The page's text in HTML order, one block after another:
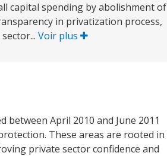
capital spending by abolishment of
in privatization process,
Voir plus
between April 2010 and June 2011
These areas are rooted in
private sector confidence and